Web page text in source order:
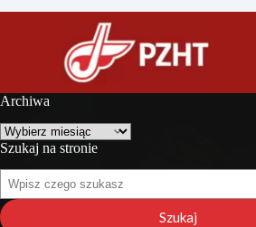
Archiwa
Archiwa
Szukaj na stronie
Szukaj
na
stronie
Szukaj